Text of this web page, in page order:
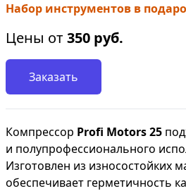
Набор инструментов в
Цены от350 руб.
Заказать
Компрессор Profi Motors 25
и полупрофессионального
Изготовлен из износостойких
обеспечивает герметичность